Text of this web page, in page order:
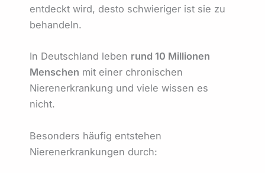
entdeckt wird, desto schwieriger ist sie zu
behandeln.
In Deutschland leben rund 10 Millionen
Menschen mit einer chronischen
Nierenerkrankung und viele wissen es
nicht.
Besonders häufig entstehen
Nierenerkrankungen durch: